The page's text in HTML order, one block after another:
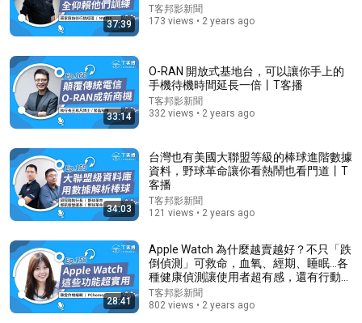
[ENG] PRANK That’s NOT a student…A World-Class
Violinist Secretly Entered a Real Korean Competition
또모TOWMOO and Timothy Chooi 13M views
37:39
T客邦影新聞
173 views • 2 years ago
33:14
O-RAN 開放式基地台，可以讓你手上的
手機待機時間延長一倍丨T客播
T客邦影新聞
332 views • 2 years ago
34:03
台灣也有美國大聯盟等級的棒球進階數據
資料，野球革命讓你看熱鬧也看門道丨T
客播
T客邦影新聞
121 views • 2 years ago
28:41
Apple Watch 為什麼越賣越好？不只「跌
倒偵測」可救命，血氧、經期、睡眠…各
種健康偵測讓使用者超有感，還有行動支
付、地圖導航各種生活應用丨T客播
T客邦影新聞
802 views • 2 years ago